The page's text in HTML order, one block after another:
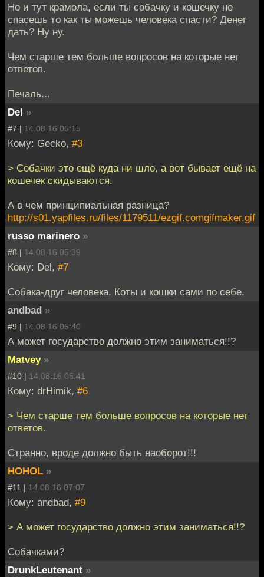
Но и тут крамола, если ты собачку и кошечку не
спасешь то как ты можешь человека спасти? Денег
дать? Ну ну.
Чем старше тем больше вопросов на которые нет
ответов.
Печаль...
Del »
#7 | 14.08.16 05:15
Кому: Gecko, #3
> Собачки это ещё куда ни шло, а вот бывает ещё на
кошечек скидываются.
А в чем принципиальная разница?
http://s01.yapfiles.ru/files/1179511/ezgif.comgifmaker.gif
russo marinero »
#8 | 14.08.16 05:39
Кому: Del, #7
Собака-друг человека. Коты и кошки сами по себе.
andbad »
#9 | 14.08.16 05:40
А может государство должно этим заниматься!!?
Matvey »
#10 | 14.08.16 05:41
Кому: drHimik, #6
> Чем старше тем больше вопросов на которые нет
ответов.
Странно, вроде должно быть наоборот!!!
HOHOL »
#11 | 14.08.16 07:07
Кому: andbad, #9
> А может государство должно этим заниматься!!?
Собачками?
DrunkLeutenant »